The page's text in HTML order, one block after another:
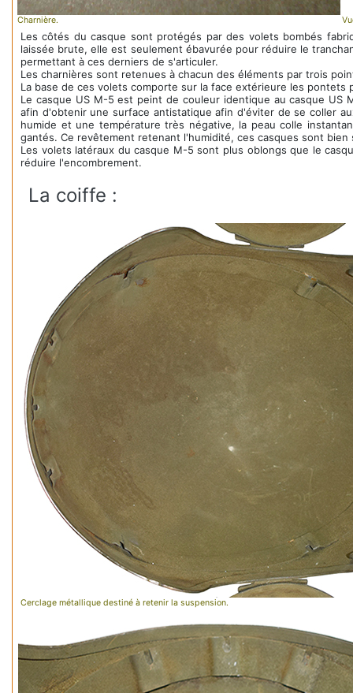
Charnière.
Les côtés du casque sont protégés par des volets bombés
laissée brute, elle est seulement ébavurée pour réduire le
permettant à ces derniers de s'articuler.
Les charnières sont retenues à chacun des éléments par trois
La base de ces volets comporte sur la face extérieure les pontets
Le casque US M-5 est peint de couleur identique au casque US
afin d'obtenir une surface antistatique afin d'éviter de se coller
humide et une température très négative, la peau colle
gantés. Ce revêtement retenant l'humidité, ces casques sont
Les volets latéraux du casque M-5 sont plus oblongs que le
réduire l'encombrement.
La coiffe :
Cerclage métallique destiné à retenir la suspension.